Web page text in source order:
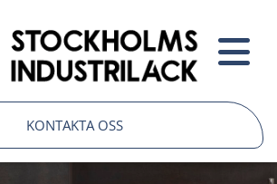
KONTAKTA OSS